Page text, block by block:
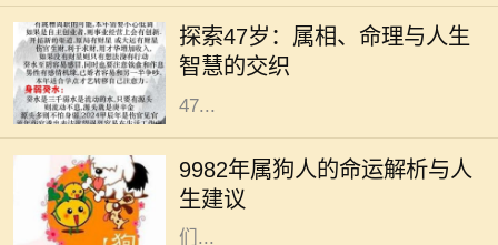
探索47岁：属相、命理与人生
智慧的交织
深受人们关注的主题。它们不仅关系
到个人的性格与命运，还与人生的走
向息息相关。今天，我们将深入探讨
47...
9982年属狗人的命运解析与人
生建议
在中国传统文化中，生肖被认为与个
人的命运有着密切的关系。1982年属
狗的人，正如生肖所示，忠诚、聪慧
且责任心强。他们的性格特征使得他
们...